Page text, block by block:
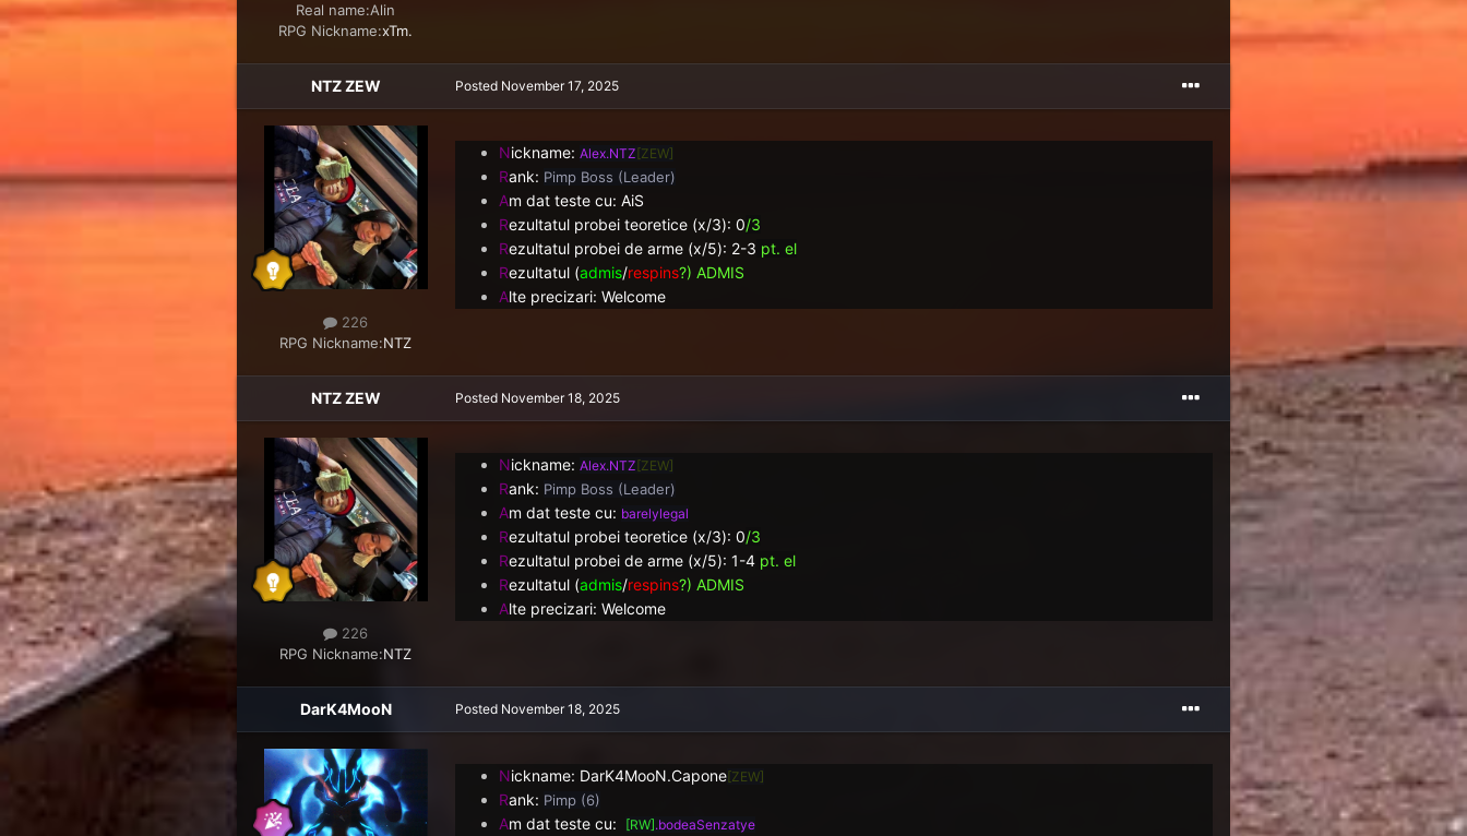
Real name:Alin
RPG Nickname:xTm.
NTZ ZEW
226
RPG Nickname:NTZ
Posted November 17, 2025
Nickname: Alex.NTZ [ZEW]
Rank: Pimp Boss (Leader)
Am dat teste cu: AiS
Rezultatul probei teoretice (x/3): 0/3
Rezultatul probei de arme (x/5): 2-3 pt. el
Rezultatul (admis/respins?) ADMIS
Alte precizari: Welcome
NTZ ZEW
226
RPG Nickname:NTZ
Posted November 18, 2025
Nickname: Alex.NTZ[ZEW]
Rank: Pimp Boss (Leader)
Am dat teste cu: barelylegal
Rezultatul probei teoretice (x/3): 0/3
Rezultatul probei de arme (x/5): 1-4pt. el
Rezultatul (admis/respins?) ADMIS
Alte precizari: Welcome
DarK4MooN Posted November 18, 2025
Nickname: DarK4MooN.Capone[ZEW]
Rank: Pimp (6)
Am dat teste cu: [RW].bodeaSenzatye